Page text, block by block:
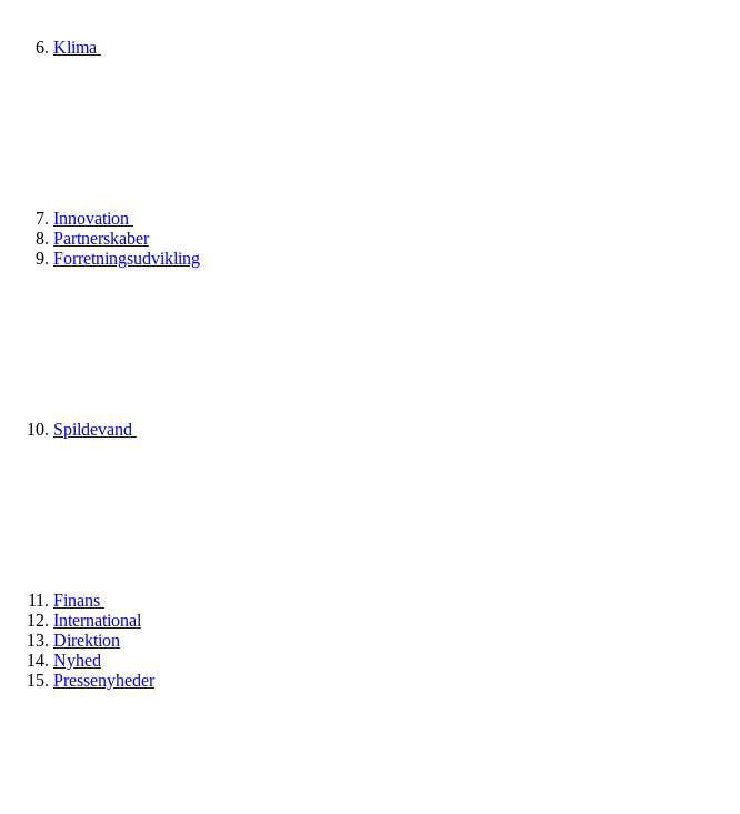
Klima
Innovation
Partnerskaber
Forretningsudvikling
Spildevand
Finans
International
Direktion
Nyhed
Pressenyheder